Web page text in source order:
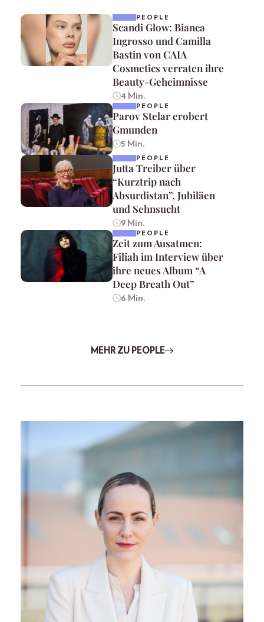
PEOPLE
Scandi Glow: Bianca
Ingrosso und Camilla
Bastin von CAIA
Cosmetics verraten ihre
Beauty-Geheimnisse
4 Min.
PEOPLE
Parov Stelar erobert
Gmunden
5 Min.
PEOPLE
Jutta Treiber über
“Kurztrip nach
Absurdistan”, Jubiläen
und Sehnsucht
9 Min.
PEOPLE
Zeit zum Ausatmen:
Filiah im Interview über
ihre neues Album “A
Deep Breath Out”
6 Min.
MEHR ZU PEOPLE